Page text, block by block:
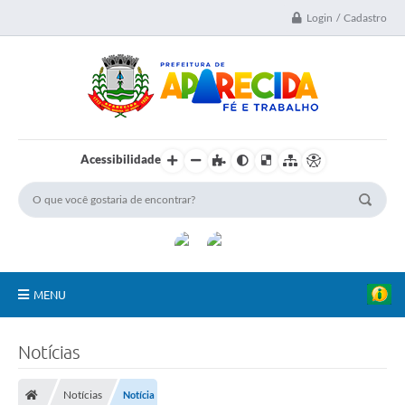
Login / Cadastro
Acessibilidade
MENU
Notícias
Notícias Notícia